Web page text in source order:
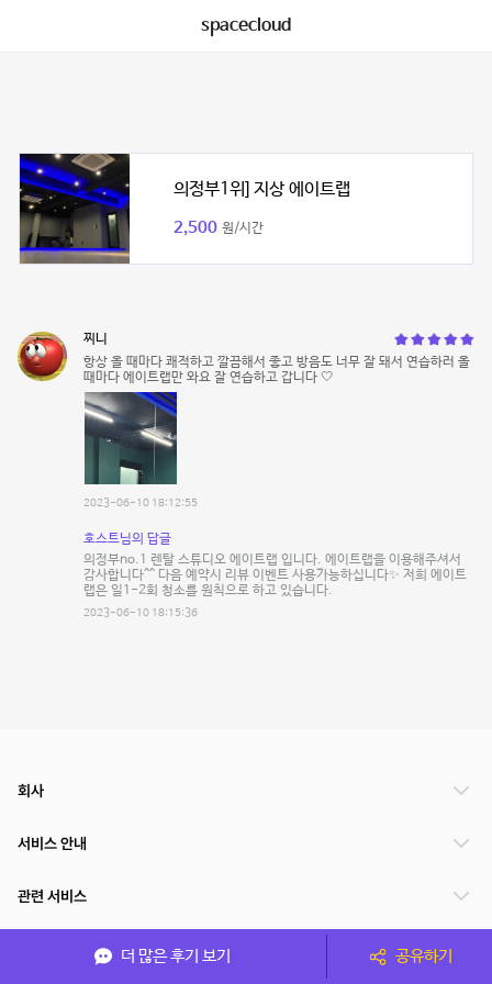
spacecloud
의정부1위] 지상 에이트랩
2,500 원/시간
찌니
항상 올 때마다 쾌적하고 깔끔해서 좋고 방음도 너무 잘 돼서 연습하러 올
때마다 에이트랩만 와요 잘 연습하고 갑니다 🤍
2023-06-10 18:12:55
호스트님의 답글
의정부no.1 렌탈 스튜디오 에이트랩 입니다. 에이트랩을 이용해주셔서
감사합니다^^ 다음 예약시 리뷰 이벤트 사용가능하십니다✨ 저희 에이트
랩은 일1-2회 청소를 원칙으로 하고 있습니다.
2023-06-10 18:15:36
더 많은 후기 보기 공유하기
회사
서비스 안내
관련 서비스